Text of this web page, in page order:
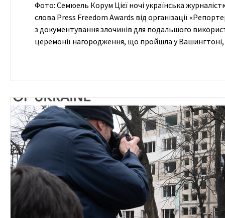
Фото: Семюель Корум Цієї ночі українська
слова Press Freedom Awards від організації
з документування злочинів для подальшого
церемонії нагородження, що пройшла у